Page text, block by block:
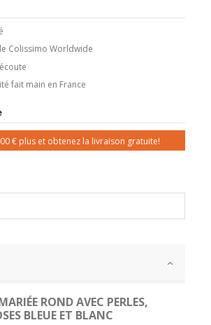
Colissimo Worldwide
fait main en France
€ plus et obtenez la livraison gratuite!
ROND AVEC PERLES,
BLEUE ET BLANC